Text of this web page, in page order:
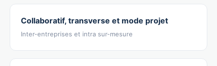
Collaboratif, transverse et mode projet
Inter-entreprises et intra sur-mesure